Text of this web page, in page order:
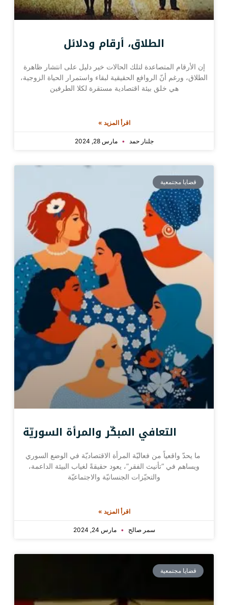
الطلاق، أرقام ودلائل
إن الأرقام المتصاعدة لتلك الحالات خير دليل على انتشار ظاهرة
الطلاق، ورغم أنّ الروافع الحقيقية لبقاء واستمرار الحياة الزوجية،
هي خلق بيئة اقتصادية مستقرة لكلا الطرفين
اقرأ المزيد »
جلنار حمد مارس 28, 2024
قضايا مجتمعية
التعافي المبكّر والمرأة السوريّة
ما يحدّ واقعياً من فعاليّة المرأة الاقتصاديّة في الوضع السوري
ويساهم في “تأنيث الفقر”، يعود حقيقةً لغياب البيئة الداعمة،
والتحيّزات الجنسانيّة والاجتماعيّة
اقرأ المزيد »
سمر صالح مارس 24, 2024
قضايا مجتمعية